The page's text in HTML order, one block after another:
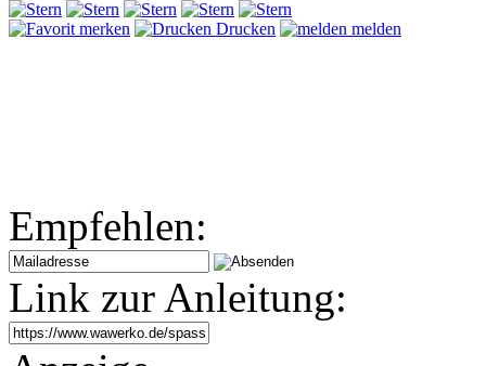
merken Drucken melden
Empfehlen:
Link zur Anleitung: